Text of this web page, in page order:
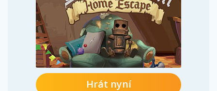
Hrát nyní